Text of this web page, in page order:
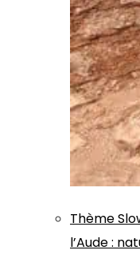
Thème
l’Aude :